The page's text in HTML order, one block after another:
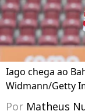
Iago chega ao
Widmann/Getty
Por Matheus